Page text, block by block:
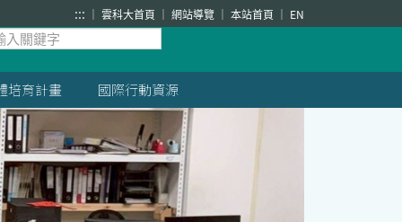
::: 雲科大首頁 網站導覽 本站首頁 EN
培育計畫 國際行動資源